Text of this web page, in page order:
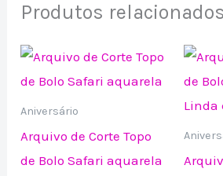
Produtos relacionados
Aniversário
Arquivo de Corte Topo
de Bolo Safari aquarela